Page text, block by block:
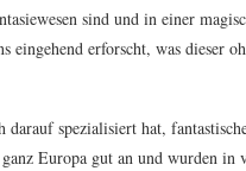
sind und in einer
eingehend erforscht, was dieser
spezialisiert hat,
Europa gut an und wurden in